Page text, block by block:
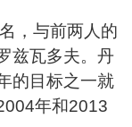
，与前两人的
兹瓦多夫。丹
的目标之一就
年和2013